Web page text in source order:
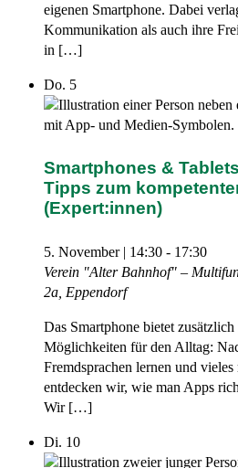
eigenen Smartphone. Dabei
Kommunikation als auch ihre
in […]
Do. 5
Smartphones &
Tipps zum
(Expert:innen)
5. November | 14:30 - 17:30
Verein "Alter Bahnhof" –
2a, Eppendorf
Das Smartphone bietet
Möglichkeiten für den Alltag:
Fremdsprachen lernen und vieles
entdecken wir, wie man Apps
Wir […]
Di. 10